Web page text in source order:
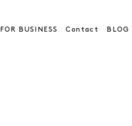
FOR BUSINESS Contact BLOG